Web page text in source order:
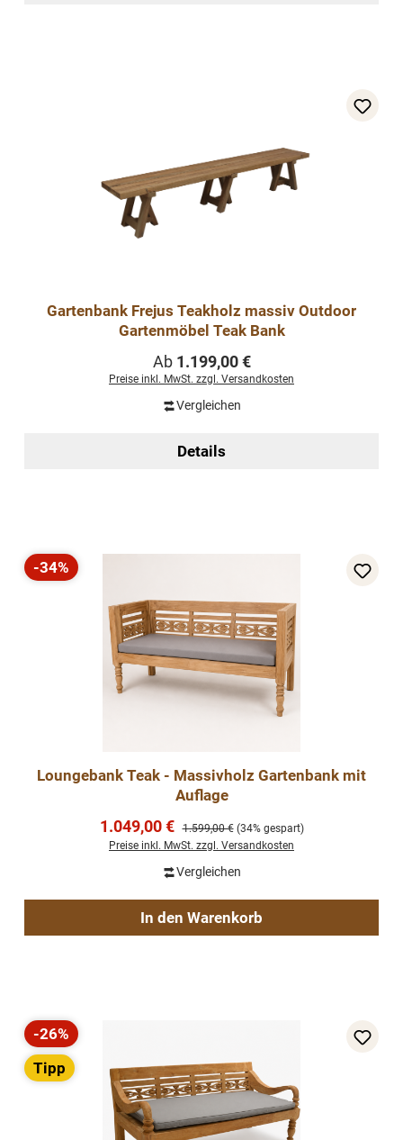
Gartenbank Frejus Teakholz massiv Outdoor
Gartenmöbel Teak Bank
Regulärer Preis:
Ab 1.199,00 €
Preise inkl. MwSt. zzgl. Versandkosten
Vergleichen
Details
Rabatt
-34%
Loungebank Teak - Massivholz Gartenbank mit
Auflage
Verkaufspreis:
1.049,00 € Regulärer Preis:
1.599,00 € (34% gespart)
Preise inkl. MwSt. zzgl. Versandkosten
Vergleichen
In den Warenkorb
Rabatt
-26%
Tipp